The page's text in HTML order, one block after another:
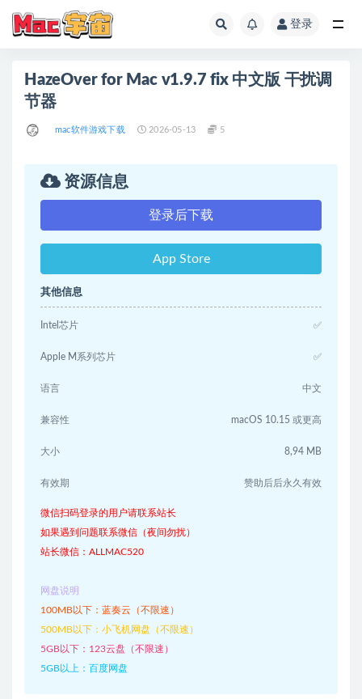
登录
HazeOver for Mac v1.9.7 fix 中文版 干扰调
节器
mac软件游戏下载 2026-05-13 5
资源信息
登录后下载
App Store
其他信息
Intel芯片 ✅
Apple M系列芯片 ✅
语言 中文
兼容性 macOS 10.15 或更高
大小 8,94 MB
有效期 赞助后后永久有效
微信扫码登录的用户请联系站长
如果遇到问题联系微信（夜间勿扰）
站长微信：ALLMAC520
网盘说明
100MB以下：蓝奏云（不限速）
500MB以下：小飞机网盘（不限速）
5GB以下：123云盘（不限速）
5GB以上：百度网盘